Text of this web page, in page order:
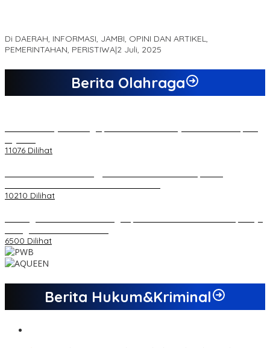
Di DAERAH, INFORMASI, JAMBI, OPINI DAN ARTIKEL,
PEMERINTAHAN, PERISTIWA|2 Juli, 2025
Berita Olahraga
11076 Dilihat
10210 Dilihat
6500 Dilihat
Berita Hukum&Kriminal